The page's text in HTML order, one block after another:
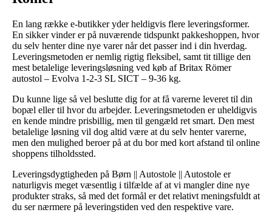
En lang række e-butikker yder heldigvis flere leveringsformer.
En sikker vinder er på nuværende tidspunkt pakkeshoppen, hvor
du selv henter dine nye varer når det passer ind i din hverdag.
Leveringsmetoden er nemlig rigtig fleksibel, samt tit tillige den
mest betalelige leveringsløsning ved køb af Britax Römer
autostol – Evolva 1-2-3 SL SICT – 9-36 kg.
Du kunne lige så vel beslutte dig for at få varerne leveret til din
bopæl eller til hvor du arbejder. Leveringsmetoden er uheldigvis
en kende mindre prisbillig, men til gengæld ret smart. Den mest
betalelige løsning vil dog altid være at du selv henter varerne,
men den mulighed beroer på at du bor med kort afstand til online
shoppens tilholdssted.
Leveringsdygtigheden på Børn || Autostole || Autostole er
naturligvis meget væsentlig i tilfælde af at vi mangler dine nye
produkter straks, så med det formål er det relativt meningsfuldt at
du ser nærmere på leveringstiden ved den respektive vare.